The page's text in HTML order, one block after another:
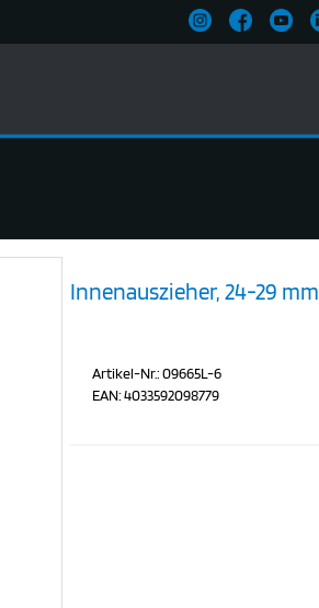
Innenauszieher, 24-29 mm
Artikel-Nr.: 09665L-6
EAN: 4033592098779